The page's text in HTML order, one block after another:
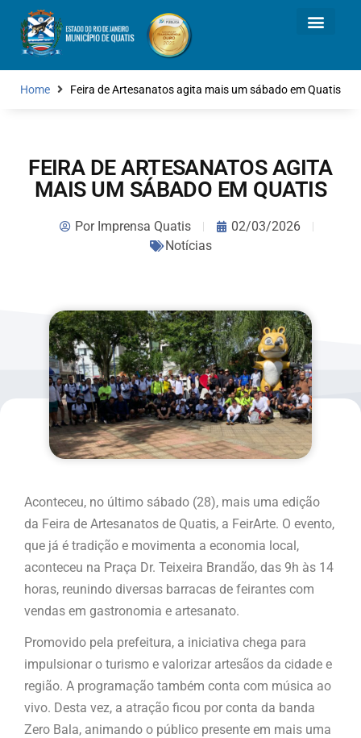
Home Feira de Artesanatos agita mais um sábado em Quatis
FEIRA DE ARTESANATOS AGITA
MAIS UM SÁBADO EM QUATIS
PorImprensa Quatis
02/03/2026
Notícias
Aconteceu, no último sábado (28), mais uma edição
da Feira de Artesanatos de Quatis, a FeirArte. O evento,
que já é tradição e movimenta a economia local,
aconteceu na Praça Dr. Teixeira Brandão, das 9h às 14
horas, reunindo diversas barracas de feirantes com
vendas em gastronomia e artesanato.
Promovido pela prefeitura, a iniciativa chega para
impulsionar o turismo e valorizar artesãos da cidade e
região. A programação também conta com música ao
vivo. Desta vez, a atração ficou por conta da banda
Zero Bala, animando o público presente em mais uma